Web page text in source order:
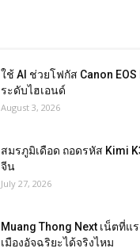
ใช้ AI ช่วยโฟกัส Canon EOS
ระดับไฮเอนด์
August 3, 2026
สมรภูมิเดือด ถอดรหัส Kimi
จีน
July 27, 2026
Muang Thong Next เน็ตที่แ
เมืองอัจฉริยะได้จริงไหม